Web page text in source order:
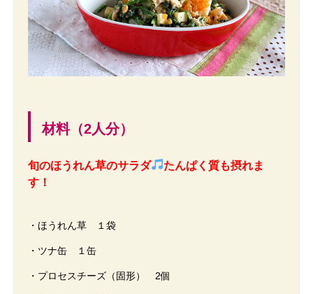
材料（2人分）
旬のほうれん草のサラダ
たんぱく質も摂れま
す！
・ほうれん草 １袋
・ツナ缶 １缶
・プロセスチーズ（固形） 2個